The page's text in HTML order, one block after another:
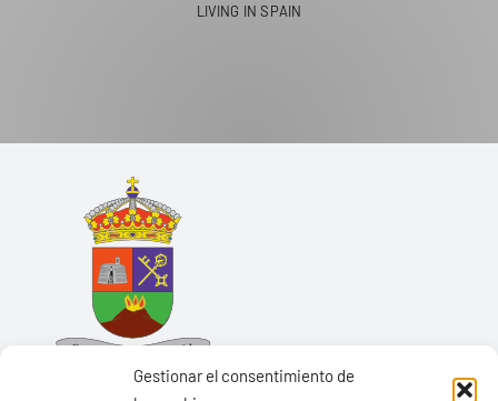
Gestionar el consentimiento de
LIVING IN SPAIN